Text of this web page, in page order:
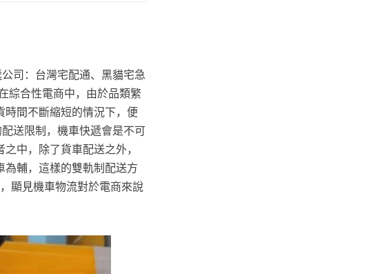
司：台灣宅配通、黑貓宅急
綜合性電商中，由於品類繁
時間不斷縮短的情況下，便
送限制，機車快遞會是不可
中，除了貨車配送之外，
輔，這樣的雙軌制配送方
顯見機車物流對於電商來說